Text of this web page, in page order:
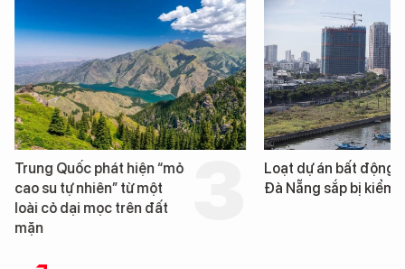
Loạt dự án bất động sản ở
Đà Nẵng sắp bị kiểm tra
Nga xây dựng hơn
km "hành lang chống